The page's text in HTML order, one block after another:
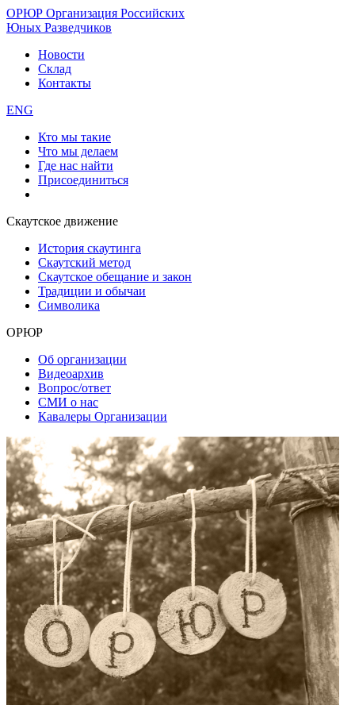
ОРЮР Организация Российских
Юных Разведчиков
Новости
Склад
Контакты
ENG
Кто мы такие
Что мы делаем
Где нас найти
Присоединиться
Скаутское движение
История скаутинга
Скаутский метод
Скаутское обещание и закон
Традиции и обычаи
Символика
ОРЮР
Об организации
Видеоархив
Вопрос/ответ
СМИ о нас
Кавалеры Организации